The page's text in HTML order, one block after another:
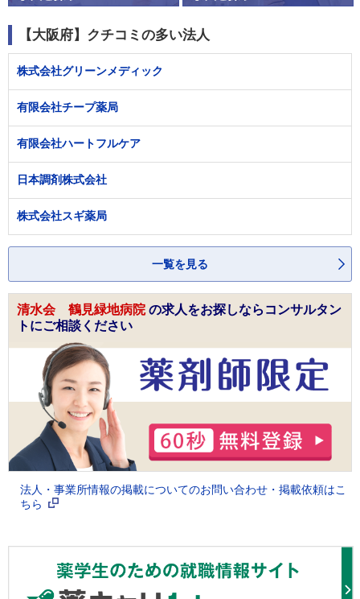
【大阪府】クチコミの多い法人
株式会社グリーンメディック
有限会社チープ薬局
有限会社ハートフルケア
日本調剤株式会社
株式会社スギ薬局
一覧を見る
清水会 鶴見緑地病院の求人をお探しならコンサルタン
トにご相談ください
法人・事業所情報の掲載についてのお問い合わせ・掲載依頼はこ
ちら